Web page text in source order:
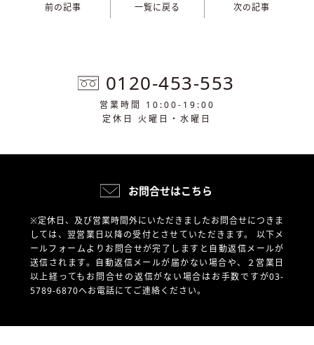
前の記事 一覧に戻る 次の記事
0120-453-553
営業時間 10:00-19:00
定休日 火曜日・水曜日
お問合せはこちら
※定休日、及び営業時間外にいただきましたお問合せにつきま
しては、翌営業日以降の受付とさせていただきます。 以下メ
ールフォームよりお問合せが完了しますと自動返信メールが
送信されます。自動返信メールが届かない場合や、
２営業日
以上経ってもお問合せの返信がない場合はお手数ですが03-
5789-6870へお電話にてご連絡ください。